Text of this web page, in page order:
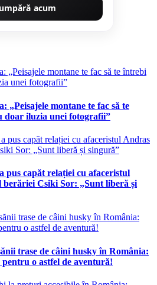
acum
montane te fac să te
doar iluzia unei fotografii”
pus capăt relației cu afaceristul
Csiki Sor: „Sunt liberă și
trase de câini husky în România:
o astfel de aventură!